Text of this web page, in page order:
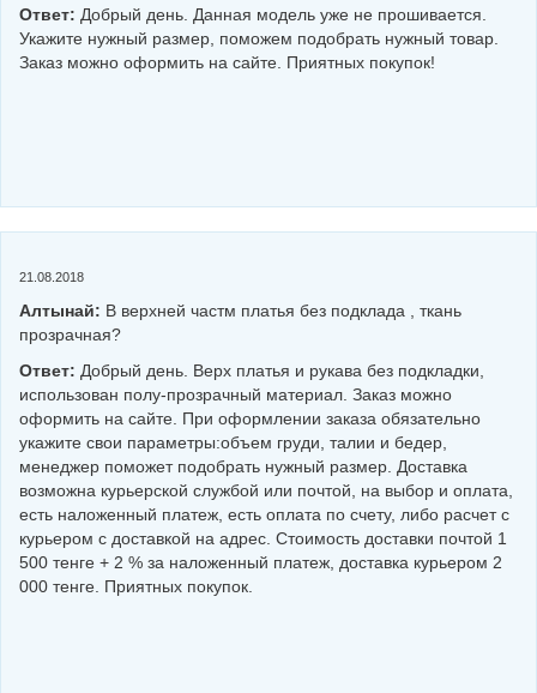
Ответ: Добрый день. Данная модель уже не прошивается.
Укажите нужный размер, поможем подобрать нужный товар.
Заказ можно оформить на сайте. Приятных покупок!
21.08.2018
Алтынай: В верхней частм платья без подклада , ткань
прозрачная?
Ответ: Добрый день. Верх платья и рукава без подкладки,
использован полу-прозрачный материал. Заказ можно
оформить на сайте. При оформлении заказа обязательно
укажите свои параметры:объем груди, талии и бедер,
менеджер поможет подобрать нужный размер. Доставка
возможна курьерской службой или почтой, на выбор и оплата,
есть наложенный платеж, есть оплата по счету, либо расчет с
курьером с доставкой на адрес. Стоимость доставки почтой 1
500 тенге + 2 % за наложенный платеж, доставка курьером 2
000 тенге. Приятных покупок.